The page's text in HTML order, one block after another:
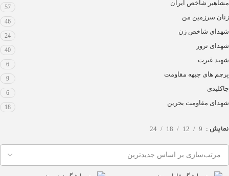
مشاهیر شاخص ایران
57
زنان سرزمین من
46
شهدای شاخص زن
24
شهدای ترور
40
شهید غیرت
6
پرچم های جبهه مقاومت
9
جاکلیدی
6
شهدای مقاومت بحرین
18
نمایش 9
12
18
24